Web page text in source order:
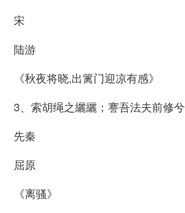
宋
陆游
《秋夜将晓,出篱门迎凉有感》
3、索胡绳之纚纚；謇吾法夫前修兮
先秦
屈原
《离骚》